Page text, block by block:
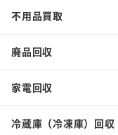
不用品買取
廃品回収
家電回収
冷蔵庫（冷凍庫）回収